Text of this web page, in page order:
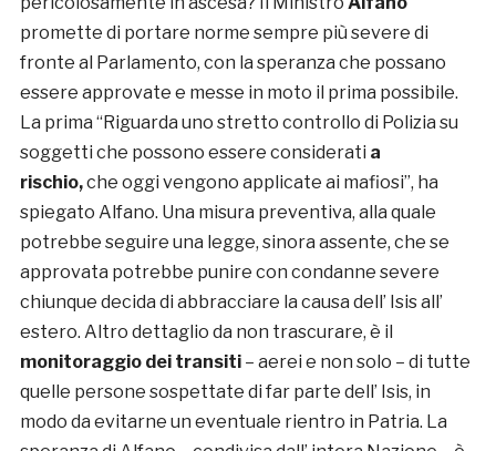
promette di portare norme sempre più severe di
fronte al Parlamento, con la speranza che possano
essere approvate e messe in moto il prima possibile.
La prima “Riguarda uno stretto controllo di Polizia su
soggetti che possono essere considerati a
rischio,che oggi vengono applicate ai mafiosi”, ha
spiegato Alfano. Una misura preventiva, alla quale
potrebbe seguire una legge, sinora assente, che se
approvata potrebbe punire con condanne severe
chiunque decida di abbracciare la causa dell’ Isis all’
estero. Altro dettaglio da non trascurare, è il
monitoraggio dei transiti– aerei e non solo – di tutte
quelle persone sospettate di far parte dell’ Isis, in
modo da evitarne un eventuale rientro in Patria. La